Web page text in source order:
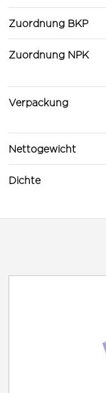
Zuordnung BKP
Zuordnung NPK
Verpackung
Nettogewicht
Dichte